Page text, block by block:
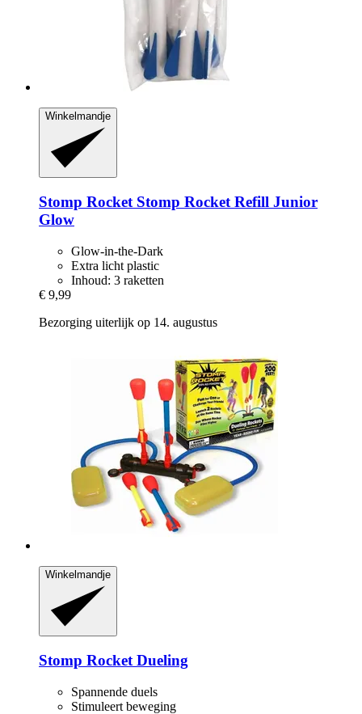
Winkelmandje
Stomp Rocket Stomp Rocket Refill Junior
Glow
Glow-in-the-Dark
Extra licht plastic
Inhoud: 3 raketten
€ 9,99
Bezorging uiterlijk op 14. augustus
Winkelmandje
Stomp Rocket Dueling
Spannende duels
Stimuleert beweging